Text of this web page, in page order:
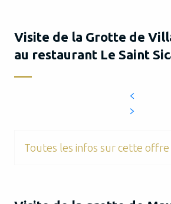
Visite de la Grotte de
au restaurant Le Saint
Toutes les infos sur cette offre